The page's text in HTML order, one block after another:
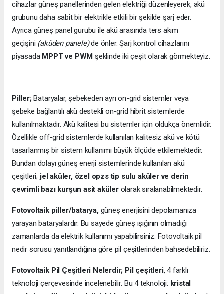
cihazlar güneş panellerinden gelen elektriği düzenleyerek, akü
grubunu daha sabit bir elektrikle etkili bir şekilde şarj eder.
Ayrıca güneş panel gurubu ile akü arasında ters akım
geçişini (aküden panele)de önler. Şarj kontrol cihazlarını
piyasada MPPT ve PWM şeklinde iki çeşit olarak görmekteyiz.
Piller;Bataryalar, şebekeden ayrı on-grid sistemler veya
şebeke bağlantılı akü destekli on-grid hibrit sistemlerde
kullanılmaktadır. Akü kalitesi bu sistemler için oldukça önemlidir.
Özellikle off-grid sistemlerde kullanılan kalitesiz akü ve kötü
tasarlanmış bir sistem kullanımı büyük ölçüde etkilemektedir.
Bundan dolayı güneş enerji sistemlerinde kullanılan akü
çeşitleri; jel aküler, özel opzs tip sulu aküler ve derin
çevrimli bazı kurşun asit akülerolarak sıralanabilmektedir.
Fotovoltaik piller/batarya,güneş enerjisini depolamanıza
yarayan bataryalardır. Bu sayede güneş ışığının olmadığı
zamanlarda da elektrik kullanımı yapabilirsiniz. Fotovoltaik pil
nedir sorusu yanıtlandığına göre pil çeşitlerinden bahsedebiliriz.
Fotovoltaik Pil Çeşitleri Nelerdir; Pil çeşitleri, 4 farklı
teknoloji çerçevesinde incelenebilir. Bu 4 teknoloji: kristal